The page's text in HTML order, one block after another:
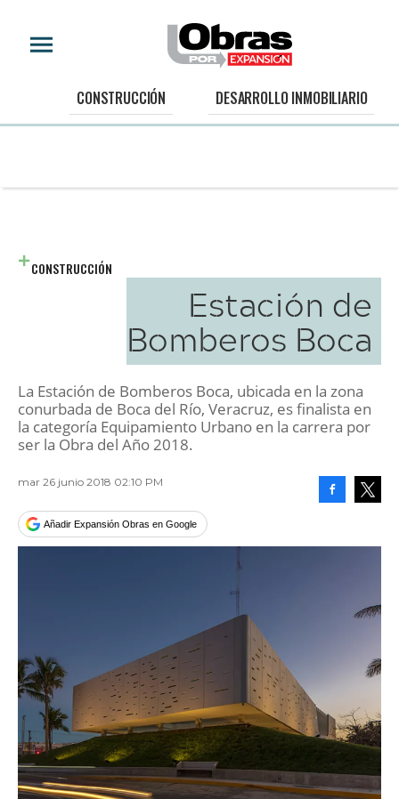
CONSTRUCCIÓN DESARROLLO INMOBILIARIO
CONSTRUCCIÓN
Estación de
Bomberos Boca
La Estación de Bomberos Boca, ubicada en la zona
conurbada de Boca del Río, Veracruz, es finalista en
la categoría Equipamiento Urbano en la carrera por
ser la Obra del Año 2018.
mar 26 junio 2018 02:10 PM
Añadir Expansión Obras en Google